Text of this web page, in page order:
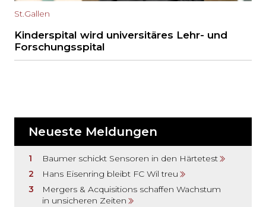
St.Gallen
Kinderspital wird universitäres Lehr- und
Forschungsspital
Neueste Meldungen
Baumer schickt Sensoren in den Härtetest
Hans Eisenring bleibt FC Wil treu
Mergers & Acquisitions schaffen Wachstum
in unsicheren Zeiten